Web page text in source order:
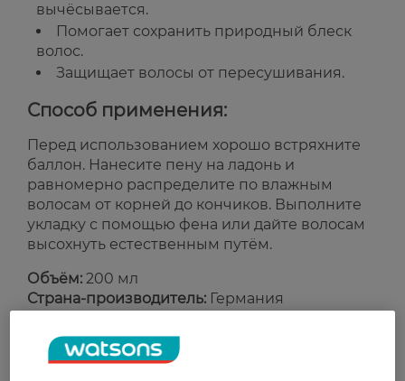
вычёсывается.
Помогает сохранить природный блеск
волос.
Защищает волосы от пересушивания.
Способ применения:
Перед использованием хорошо встряхните
баллон. Нанесите пену на ладонь и
равномерно распределите по влажным
волосам от корней до кончиков. Выполните
укладку с помощью фена или дайте волосам
высохнуть естественным путём.
Объём: 200 мл
Страна-производитель: Германия
Рейтинг и отзывы